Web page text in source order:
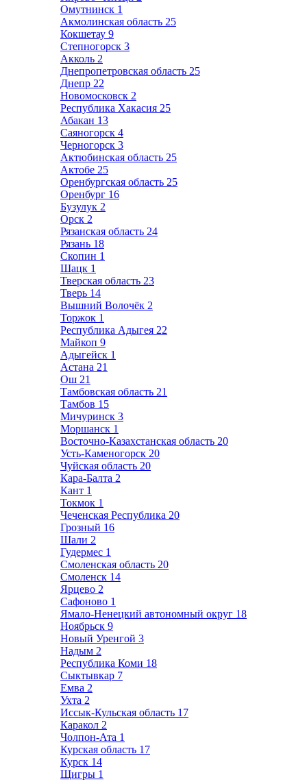
Омутнинск 1
Акмолинская область 25
Кокшетау 9
Степногорск 3
Акколь 2
Днепропетровская область 25
Днепр 22
Новомосковск 2
Республика Хакасия 25
Абакан 13
Саяногорск 4
Черногорск 3
Актюбинская область 25
Актобе 25
Оренбургская область 25
Оренбург 16
Бузулук 2
Орск 2
Рязанская область 24
Рязань 18
Скопин 1
Шацк 1
Тверская область 23
Тверь 14
Вышний Волочёк 2
Торжок 1
Республика Адыгея 22
Майкоп 9
Адыгейск 1
Астана 21
Ош 21
Тамбовская область 21
Тамбов 15
Мичуринск 3
Моршанск 1
Восточно-Казахстанская область 20
Усть-Каменогорск 20
Чуйская область 20
Кара-Балта 2
Кант 1
Токмок 1
Чеченская Республика 20
Грозный 16
Шали 2
Гудермес 1
Смоленская область 20
Смоленск 14
Ярцево 2
Сафоново 1
Ямало-Ненецкий автономный округ 18
Ноябрьск 9
Новый Уренгой 3
Надым 2
Республика Коми 18
Сыктывкар 7
Емва 2
Ухта 2
Иссык-Кульская область 17
Каракол 2
Чолпон-Ата 1
Курская область 17
Курск 14
Щигры 1